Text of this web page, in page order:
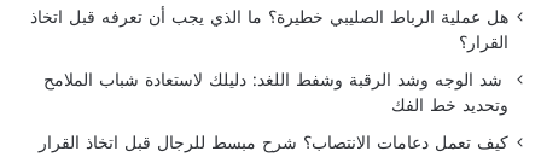
هل عملية الرباط الصليبي خطيرة؟ ما الذي يجب أن تعرفه قبل اتخاذ
القرار؟
شد الوجه وشد الرقبة وشفط اللغد: دليلك لاستعادة شباب الملامح
وتحديد خط الفك
كيف تعمل دعامات الانتصاب؟ شرح مبسط للرجال قبل اتخاذ القرار